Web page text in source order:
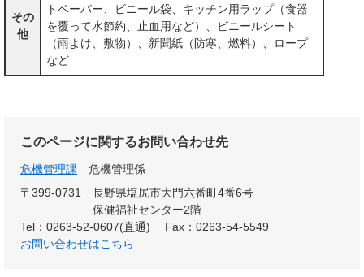
その
他
トペーパー、ビニール袋、キッチン用ラップ（食器
を覆って水節約、止血用など）、ビニールシート
（雨よけ、敷物）、新聞紙（防寒、燃料）、ロープ
など
このページに関するお問い合わせ先
危機管理課
危機管理係
〒399-0731
長野県塩尻市大門六番町4番6号
保健福祉センター2階
Tel：0263-52-0607(直通)
Fax：0263-54-5549
お問い合わせはこちら